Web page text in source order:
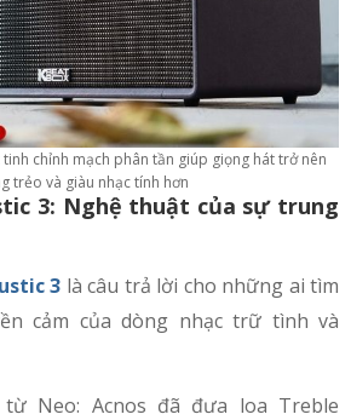
tinh chỉnh mạch phân tần giúp giọng hát trở nên
trẻo và giàu nhạc tính hơn
3: Nghệ thuật của sự trung
3 là câu trả lời cho những ai tìm
cảm của dòng nhạc trữ tình và
Neo: Acnos đã đưa loa Treble